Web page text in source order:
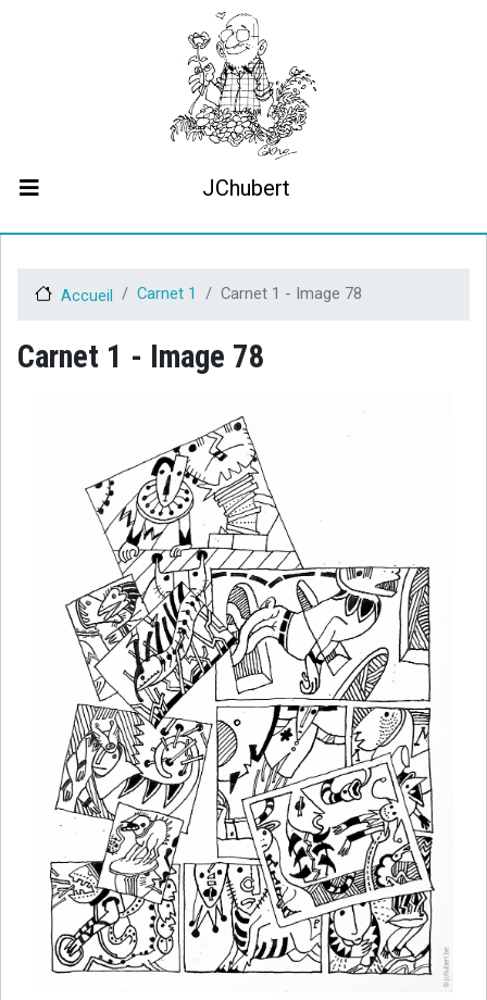
Aller
au
contenu
principal
JChubert
Biographie
ContactAccueil Carnet 1 Carnet 1 - Image 78
Carnet 1 - Image 78